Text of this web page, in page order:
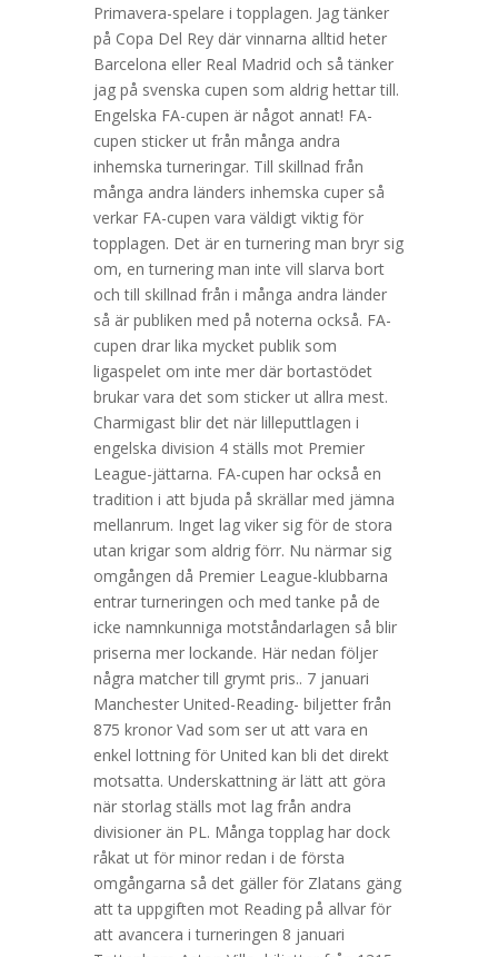
Primavera-spelare i topplagen. Jag tänker
på Copa Del Rey där vinnarna alltid heter
Barcelona eller Real Madrid och så tänker
jag på svenska cupen som aldrig hettar till.
Engelska FA-cupen är något annat! FA-
cupen sticker ut från många andra
inhemska turneringar. Till skillnad från
många andra länders inhemska cuper så
verkar FA-cupen vara väldigt viktig för
topplagen. Det är en turnering man bryr sig
om, en turnering man inte vill slarva bort
och till skillnad från i många andra länder
så är publiken med på noterna också. FA-
cupen drar lika mycket publik som
ligaspelet om inte mer där bortastödet
brukar vara det som sticker ut allra mest.
Charmigast blir det när lilleputtlagen i
engelska division 4 ställs mot Premier
League-jättarna. FA-cupen har också en
tradition i att bjuda på skrällar med jämna
mellanrum. Inget lag viker sig för de stora
utan krigar som aldrig förr. Nu närmar sig
omgången då Premier League-klubbarna
entrar turneringen och med tanke på de
icke namnkunniga motståndarlagen så blir
priserna mer lockande. Här nedan följer
några matcher till grymt pris.. 7 januari
Manchester United-Reading- biljetter från
875 kronor Vad som ser ut att vara en
enkel lottning för United kan bli det direkt
motsatta. Underskattning är lätt att göra
när storlag ställs mot lag från andra
divisioner än PL. Många topplag har dock
råkat ut för minor redan i de första
omgångarna så det gäller för Zlatans gäng
att ta uppgiften mot Reading på allvar för
att avancera i turneringen 8 januari